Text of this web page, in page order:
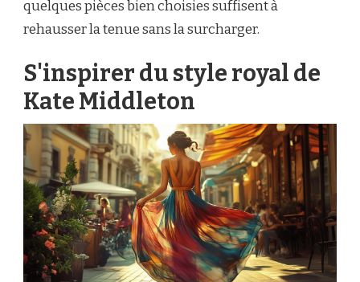
quelques pièces bien choisies suffisent à
rehausser la tenue sans la surcharger.
S'inspirer du style royal de
Kate Middleton